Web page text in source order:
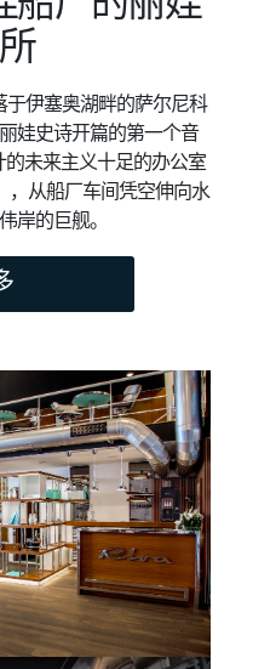
于伊塞奥湖畔的萨尔尼科
娃史诗开篇的第一个音
未来主义十足的办公室
，从船厂车间凭空伸向水
岸的巨舰。